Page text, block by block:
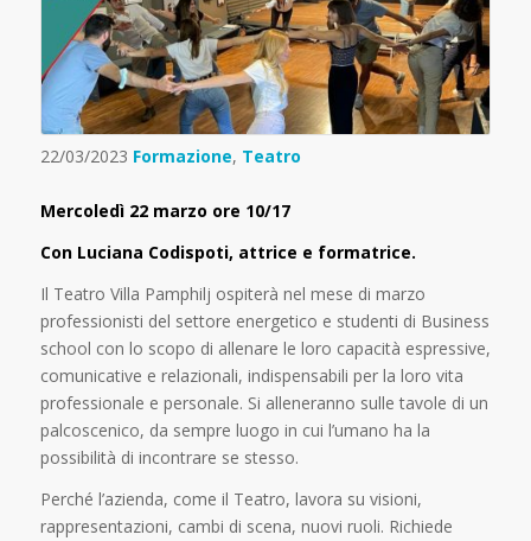
22/03/2023 Formazione, Teatro
Mercoledì 22 marzo ore 10/17
Con Luciana Codispoti, attrice e formatrice.
Il Teatro Villa Pamphilj ospiterà nel mese di marzo
professionisti del settore energetico e studenti di Business
school con lo scopo di allenare le loro capacità espressive,
comunicative e relazionali, indispensabili per la loro vita
professionale e personale. Si alleneranno sulle tavole di un
palcoscenico, da sempre luogo in cui l’umano ha la
possibilità di incontrare se stesso.
Perché l’azienda, come il Teatro, lavora su visioni,
rappresentazioni, cambi di scena, nuovi ruoli. Richiede